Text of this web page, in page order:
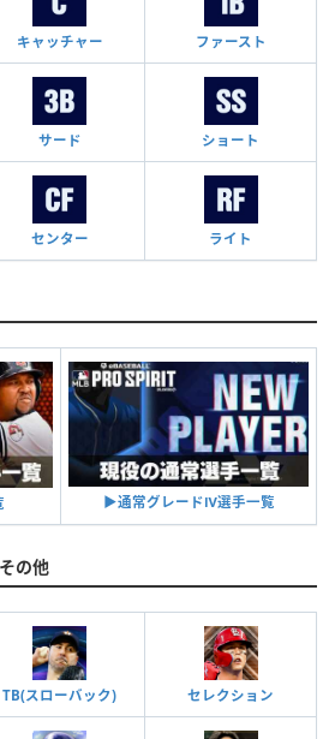
キャッチャー ファースト
サード ショート
センター ライト
▶︎通常グレードⅣ選手一覧
の他
TB(スローバック) セレクション